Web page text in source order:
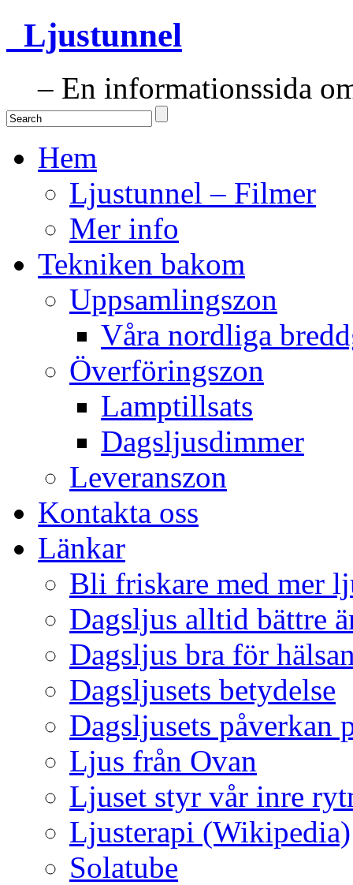
Ljustunnel
– En informationssida
Hem
Ljustunnel – Filmer
Mer info
Tekniken bakom
Uppsamlingszon
Våra nordliga
Överföringszon
Lamptillsats
Dagsljusdimmer
Leveranszon
Kontakta oss
Länkar
Bli friskare med mer
Dagsljus alltid bättre
Dagsljus bra för
Dagsljusets betydelse
Dagsljusets påverkan
Ljus från Ovan
Ljuset styr vår inre
Ljusterapi (Wikipedia)
Solatube